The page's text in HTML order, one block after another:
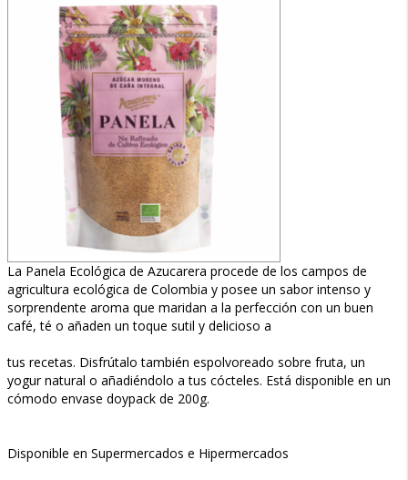
La Panela Ecológica de Azucarera procede de los campos de
agricultura ecológica de Colombia y posee un sabor intenso y
sorprendente aroma que maridan a la perfección con un buen
café, té o añaden un toque sutil y delicioso a
tus recetas. Disfrútalo también espolvoreado sobre fruta, un
yogur natural o añadiéndolo a tus cócteles. Está disponible en un
cómodo envase doypack de 200g.
Disponible en Supermercados e Hipermercados